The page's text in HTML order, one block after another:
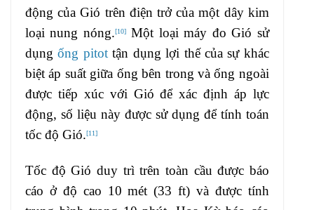
động của Gió trên điện trở của một dây kim
loại nung nóng.[10]Một loại máy đo Gió sử
dụngống pitottận dụng lợi thế của sự khác
biệt áp suất giữa ống bên trong và ống ngoài
được tiếp xúc với Gió để xác định áp lực
động, số liệu này được sử dụng để tính toán
tốc độ Gió.[11]
Tốc độ Gió duy trì trên toàn cầu được báo
cáo ở độ cao 10 mét (33 ft) và được tính